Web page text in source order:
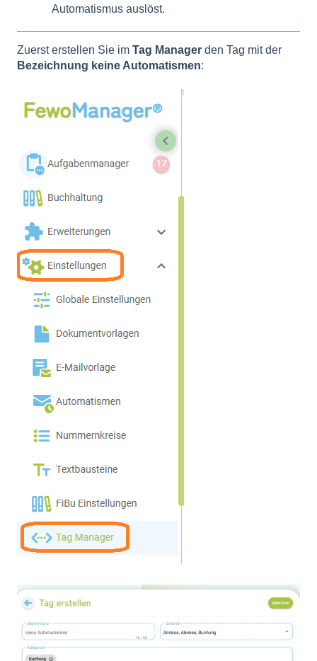
Automatismus auslöst.
Zuerst erstellen Sie im Tag Manager den Tag mit der
Bezeichnung keine Automatismen: